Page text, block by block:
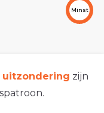
Minst
uitzondering zijn